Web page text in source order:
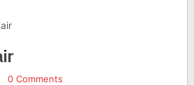
0 Comments